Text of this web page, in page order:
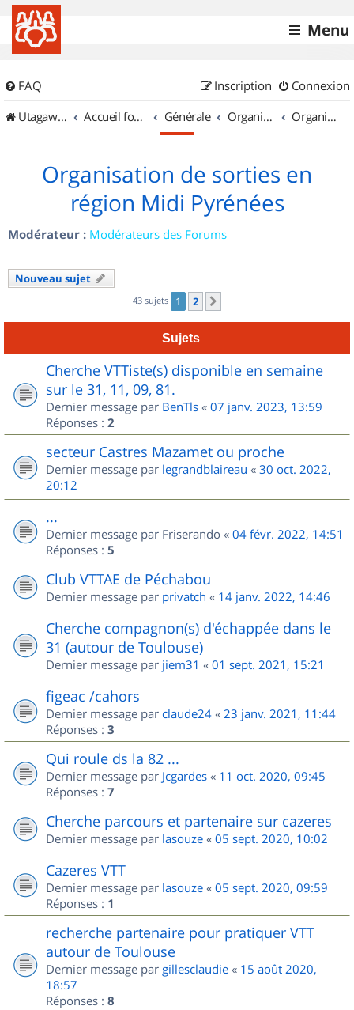
Menu
FAQ Connexion
Inscription
UtagawaVTT (Randos VTT et VTTAE avec traces GPS)
Accueil forum Générale Organisation de sorties & Recherche de partenaires Organisation de sorties en région Midi Pyrénées
Organisation de sorties en
région Midi Pyrénées
Modérateur : Modérateurs des Forums
Nouveau sujet
43 sujets 1 2
Sujets
Cherche VTTiste(s) disponible en semaine
sur le 31, 11, 09, 81.
Dernier message par BenTls « 07 janv. 2023, 13:59
Réponses : 2
secteur Castres Mazamet ou proche
Dernier message par legrandblaireau « 30 oct. 2022,
20:12
...
Dernier message par Friserando « 04 févr. 2022, 14:51
Réponses : 5
Club VTTAE de Péchabou
Dernier message par privatch « 14 janv. 2022, 14:46
Cherche compagnon(s) d'échappée dans le
31 (autour de Toulouse)
Dernier message par jiem31 « 01 sept. 2021, 15:21
figeac /cahors
Dernier message par claude24 « 23 janv. 2021, 11:44
Réponses : 3
Qui roule ds la 82 ...
Dernier message par Jcgardes « 11 oct. 2020, 09:45
Réponses : 7
Cherche parcours et partenaire sur cazeres
Dernier message par lasouze « 05 sept. 2020, 10:02
Cazeres VTT
Dernier message par lasouze « 05 sept. 2020, 09:59
Réponses : 1
recherche partenaire pour pratiquer VTT
autour de Toulouse
Dernier message par gillesclaudie « 15 août 2020,
18:57
Réponses : 8